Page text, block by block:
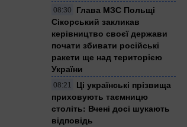
08:30
Глава МЗС Польщі
Сікорський закликав
керівництво своєї держави
почати збивати російські
ракети ще над територією
України
08:21
Ці українські прізвища
приховують таємницю
століть: Вчені досі шукають
відповідь